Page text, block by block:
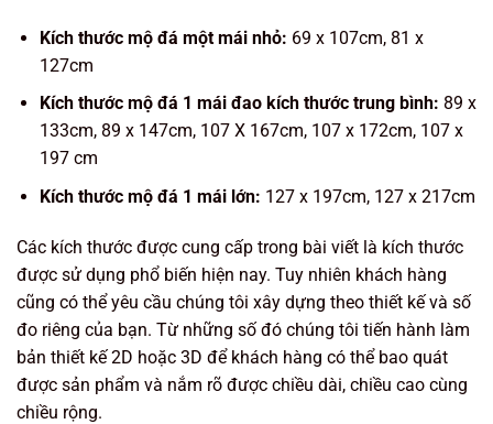
Kích thước mộ đá một mái nhỏ: 69 x 107cm, 81 x
127cm
Kích thước mộ đá 1 mái đao kích thước trung bình: 89 x
133cm, 89 x 147cm, 107 X 167cm, 107 x 172cm, 107 x
197 cm
Kích thước mộ đá 1 mái lớn: 127 x 197cm, 127 x 217cm
Các kích thước được cung cấp trong bài viết là kích thước
được sử dụng phổ biến hiện nay. Tuy nhiên khách hàng
cũng có thể yêu cầu chúng tôi xây dựng theo thiết kế và số
đo riêng của bạn. Từ những số đó chúng tôi tiến hành làm
bản thiết kế 2D hoặc 3D để khách hàng có thể bao quát
được sản phẩm và nắm rõ được chiều dài, chiều cao cùng
chiều rộng.